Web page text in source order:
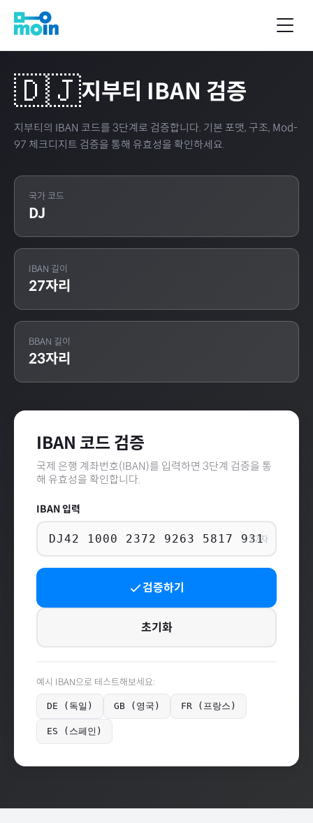
🇩🇯지부티 IBAN 검증
지부티의 IBAN 코드를 3단계로 검증합니다. 기본 포맷, 구조, Mod-
97 체크디지트 검증을 통해 유효성을 확인하세요.
국가 코드
DJ
IBAN 길이
27자리
BBAN 길이
23자리
IBAN 코드 검증
국제 은행 계좌번호(IBAN)를 입력하면 3단계 검증을 통
해 유효성을 확인합니다.
IBAN 입력
27자
검증하기
초기화
예시 IBAN으로 테스트해보세요:
DE (독일) GB (영국) FR (프랑스)
ES (스페인)